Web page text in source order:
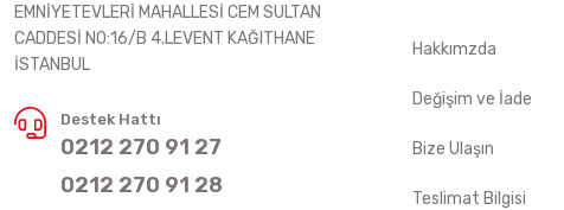
EMNİYETEVLERİ MAHALLESİ CEM SULTAN
CADDESİ NO:16/B 4.LEVENT KAĞITHANE
İSTANBUL
Destek Hattı
0212 270 91 27
0212 270 91 28
Hakkımzda
Değişim ve İade
Bize Ulaşın
Teslimat Bilgisi